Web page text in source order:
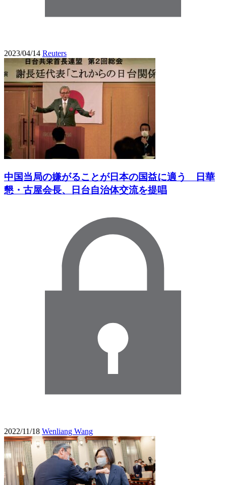
2023/04/14 Reuters
中国当局の嫌がることが日本の国益に適う 日華
懇・古屋会長、日台自治体交流を提唱
2022/11/18 Wenliang Wang